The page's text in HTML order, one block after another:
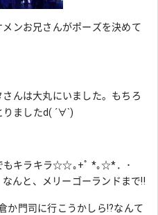
ンお兄さんがポーズを決めて
んは大丸にいました。もちろ
りましたd( ´∀`)
もキラキラ☆☆｡+ﾟ *｡☆*．･
んと、メリーゴーランドまで!!
か門司に行こうかしら!?なんて